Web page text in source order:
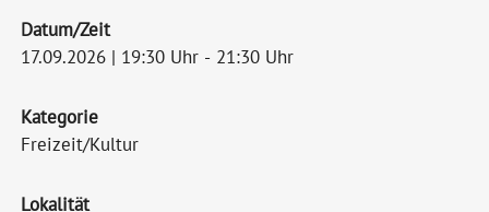
Datum/Zeit
17.09.2026 | 19:30 Uhr - 21:30 Uhr
Kategorie
Freizeit/Kultur
Lokalität